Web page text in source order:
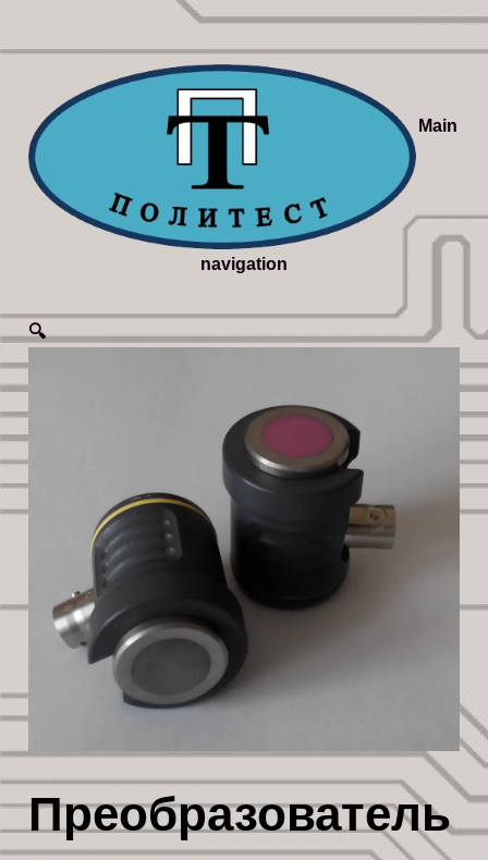
Main
navigation
🔍
Преобразователь